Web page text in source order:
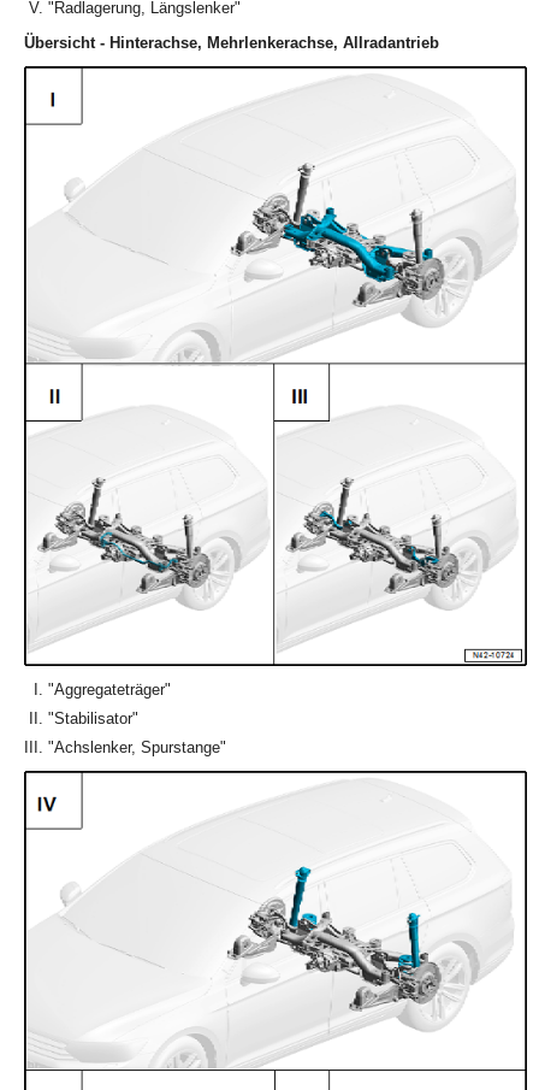
"Radlagerung, Längslenker"
Übersicht - Hinterachse, Mehrlenkerachse, Allradantrieb
"Aggregateträger"
"Stabilisator"
"Achslenker, Spurstange"